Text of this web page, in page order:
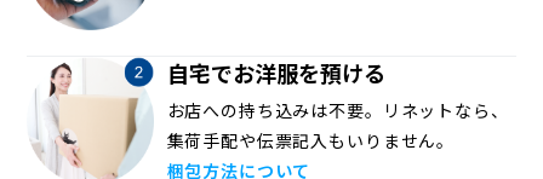
自宅でお洋服を預ける
お店への持ち込みは不要。リネットなら、
集荷手配や伝票記入もいりません。
梱包方法について